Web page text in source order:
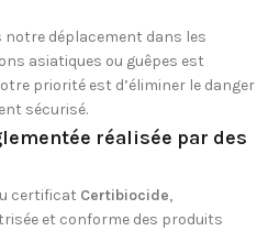
déplacement dans les
asiatiques ou guêpes est
priorité est d’éliminer le danger
sécurisé.
réalisée par des
certificat Certibiocide,
et conforme des produits